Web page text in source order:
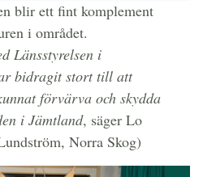
blir ett fint komplement
i området.
Länsstyrelsen i
bidragit stort till att
förvärva och skydda
i Jämtland, säger Lo
Norra Skog)